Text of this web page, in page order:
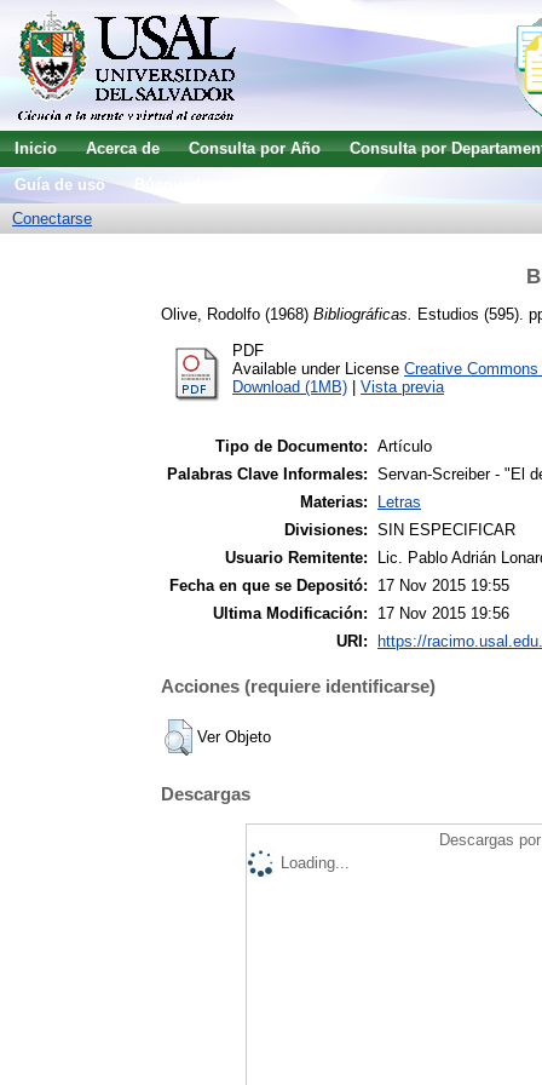
Inicio Acerca de Consulta por Año
Consulta por
Guía de uso
Conectarse
Olive, Rodolfo (1968) Bibliográficas. Estudios (595).
PDF
Available under License Creative
Download (1MB)
Vista previa
Tipo de Documento: Artículo
Palabras Clave Informales: Servan-Screiber - "El
Materias:
Letras
Divisiones: SIN ESPECIFICAR
Usuario Remitente:
Lic. Pablo Adrián
Fecha en que se Depositó:
17 Nov 2015 19:55
Ultima Modificación:
17 Nov 2015 19:56
URI:
https://
Acciones (requiere identificarse)
Ver Objeto
Descargas
Descargas
Loading...